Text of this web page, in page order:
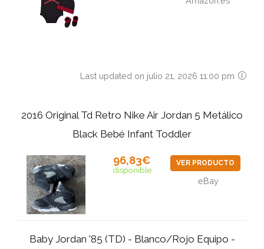
Last updated on julio 21, 2026 11:00 pm
2016 Original Td Retro Nike Air Jordan 5 Metálico
Black Bebé Infant Toddler
96,83€
disponible
VER PRODUCTO
eBay
Baby Jordan '85 (TD) - Blanco/Rojo Equipo -